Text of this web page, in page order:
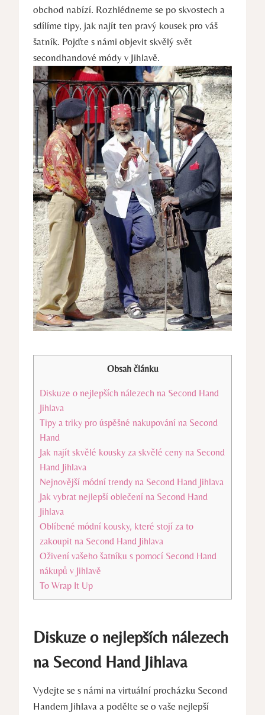
obchod nabízí. Rozhlédneme se po skvostech a
sdílíme tipy, jak najít⁤ ten pravý kousek pro váš
šatník. Pojďte s námi⁤ objevit skvělý svět
secondhandové módy v Jihlavě.
Obsah článku
Diskuze o nejlepších⁢ nálezech na Second Hand⁢
Jihlava
Tipy a triky pro ⁢úspěšné nakupování na Second⁤
Hand
Jak najít skvělé kousky za skvělé‍ ceny na Second
‌Hand Jihlava
Nejnovější módní trendy na Second Hand Jihlava
Jak vybrat nejlepší oblečení na Second Hand
Jihlava
Oblíbené módní kousky, které⁤ stojí za to
zakoupit na Second Hand‍ Jihlava
Oživení vašeho šatníku s pomocí Second Hand⁤
nákupů v‍ Jihlavě
To Wrap It Up
Diskuze o nejlepších⁢ nálezech
na Second Hand⁢ Jihlava
Vydejte se ⁢s námi na virtuální ​procházku Second
Handem Jihlava a podělte se o vaše nejlepší